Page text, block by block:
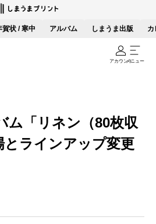
賀状 / 寒中 アルバム しまうま出版 カ
アカウントメニュー
ム「リネン（80枚収
とラインアップ変更